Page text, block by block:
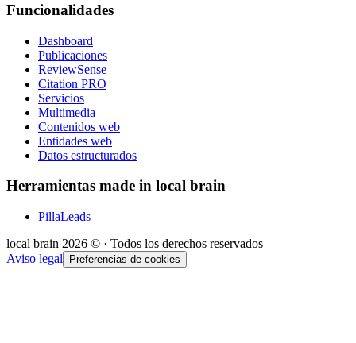
Funcionalidades
Dashboard
Publicaciones
ReviewSense
Citation PRO
Servicios
Multimedia
Contenidos web
Entidades web
Datos estructurados
Herramientas made in local brain
PillaLeads
local brain 2026 © · Todos los derechos reservados
Aviso legal
Preferencias de cookies